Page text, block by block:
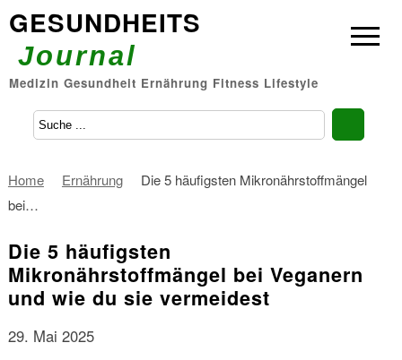
GESUNDHEITS
Journal
Medizin Gesundheit Ernährung Fitness Lifestyle
Home Ernährung
Die 5 häufigsten Mikronährstoffmängel
bei…
Die 5 häufigsten
Mikronährstoffmängel bei Veganern
und wie du sie vermeidest
29. Mai 2025